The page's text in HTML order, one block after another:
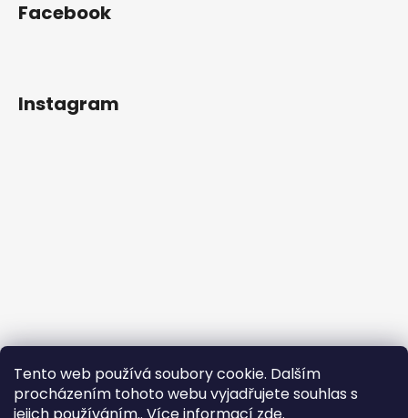
Tento web používá soubory cookie. Dalším
procházením tohoto webu vyjadřujete souhlas s
Facebook
Instagram